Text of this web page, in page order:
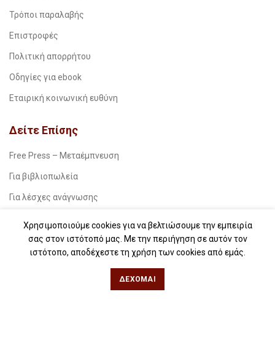
Τρόποι παραλαβής
Επιστροφές
Πολιτική απορρήτου
Οδηγίες για ebook
Εταιρική κοινωνική ευθύνη
Δείτε Επίσης
Free Press – Μεταέμπνευση
Για βιβλιοπωλεία
Για λέσχες ανάγνωσης
Για σχολεία
Για βιβλιοφιλικές ομάδες
Χρησιμοποιούμε cookies για να βελτιώσουμε την εμπειρία
σας στον ιστότοπό μας. Με την περιήγηση σε αυτόν τον
ιστότοπο, αποδέχεστε τη χρήση των cookies από εμάς.
ΔΈΧΟΜΑΙ